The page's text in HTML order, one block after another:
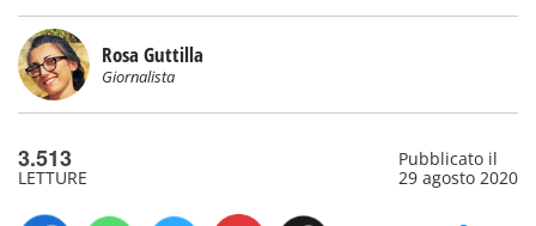
Rosa Guttilla
Giornalista
3.513
LETTURE
Pubblicato il
29 agosto 2020